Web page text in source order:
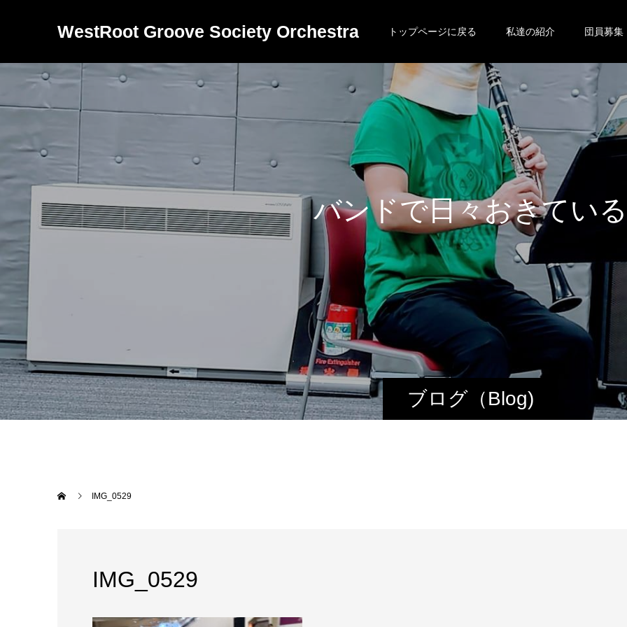
WestRoot Groove Society Orchestra トップページに戻る 私達の紹介 団員募集
ブログ（Blog)
バンド で日々おきている日常を
IMG_0529
IMG_0529